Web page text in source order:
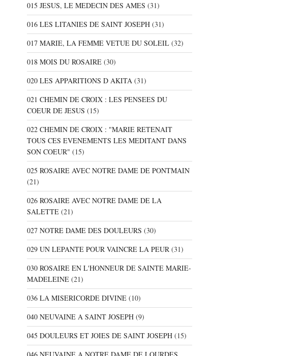
015 JESUS, LE MEDECIN DES AMES (31)
016 LES LITANIES DE SAINT JOSEPH(31)
017 MARIE, LA FEMME VETUE DU SOLEIL(32)
018 MOIS DU ROSAIRE(30)
020 LES APPARITIONS D AKITA(31)
021 CHEMIN DE CROIX : LES PENSEES DU
COEUR DE JESUS (15)
022 CHEMIN DE CROIX : "MARIE RETENAIT
TOUS CES EVENEMENTS LES MEDITANT DANS
SON COEUR" (15)
025 ROSAIRE AVEC NOTRE DAME DE PONTMAIN
(21)
026 ROSAIRE AVEC NOTRE DAME DE LA
SALETTE(21)
027 NOTRE DAME DES DOULEURS (30)
029 UN LEPANTE POUR VAINCRE LA PEUR(31)
030 ROSAIRE EN L'HONNEUR DE SAINTE MARIE-
MADELEINE(21)
036 LA MISERICORDE DIVINE(10)
040 NEUVAINE A SAINT JOSEPH(9)
045 DOULEURS ET JOIES DE SAINT JOSEPH(15)